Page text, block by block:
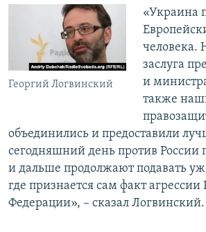
Георгий Логвинский
«Украина
человека.
заслуга
и
также
объединились и предоставили
сегодняшний день против России
и дальше продолжают подавать
где признается сам факт агрессии
Федерации», – сказал Логвинский.